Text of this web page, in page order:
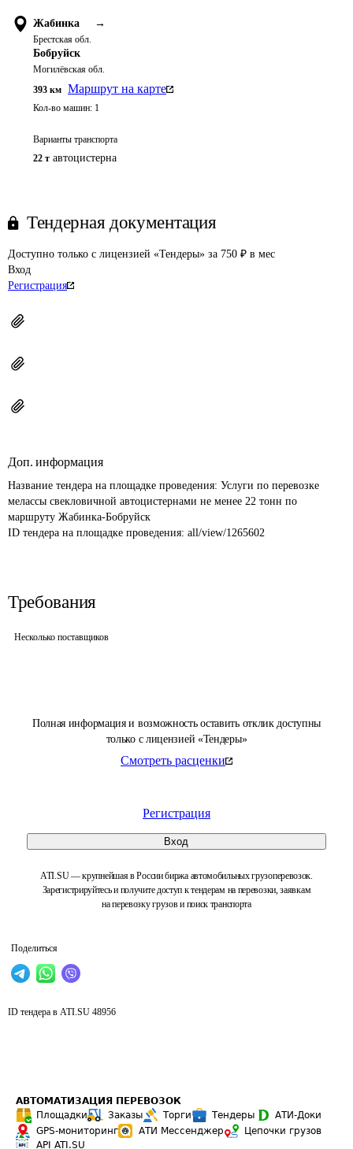
Полная информация и возможность оставить отклик доступны
только с лицензией «Тендеры»
Смотреть расценки
Регистрация
Вход
ATI.SU — крупнейшая в России биржа автомобильных грузоперевозок.
Зарегистрируйтесь и получите доступ к тендерам на перевозки, заявкам
на перевозку грузов и поиск транспорта
Поделиться
Жабинка →
Брестская обл.
Бобруйск
Могилёвская обл.
393 км Маршрут на карте
Кол-во машин: 1
Варианты транспорта
22 т автоцистерна
Тендерная документация
Доступно только с лицензией «Тендеры» за 750 ₽ в мес
Вход
Регистрация
Доп. информация
Название тендера на площадке проведения: Услуги по перевозке
мелассы свекловичной автоцистернами не менее 22 тонн по
маршруту Жабинка-Бобруйск
ID тендера на площадке проведения: all/view/1265602
Требования
Несколько поставщиков
ID тендера в ATI.SU 48956
АВТОМАТИЗАЦИЯ ПЕРЕВОЗОК
Площадки
Заказы Торги Тендеры
АТИ-Доки
GPS-мониторинг
АТИ Мессенджер
Цепочки грузов
API ATI.SU